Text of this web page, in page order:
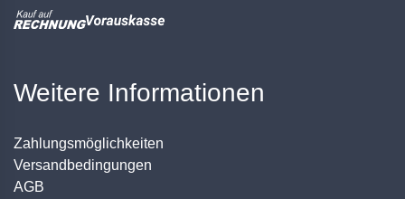
Weitere Informationen
Zahlungsmöglichkeiten
Versandbedingungen
AGB